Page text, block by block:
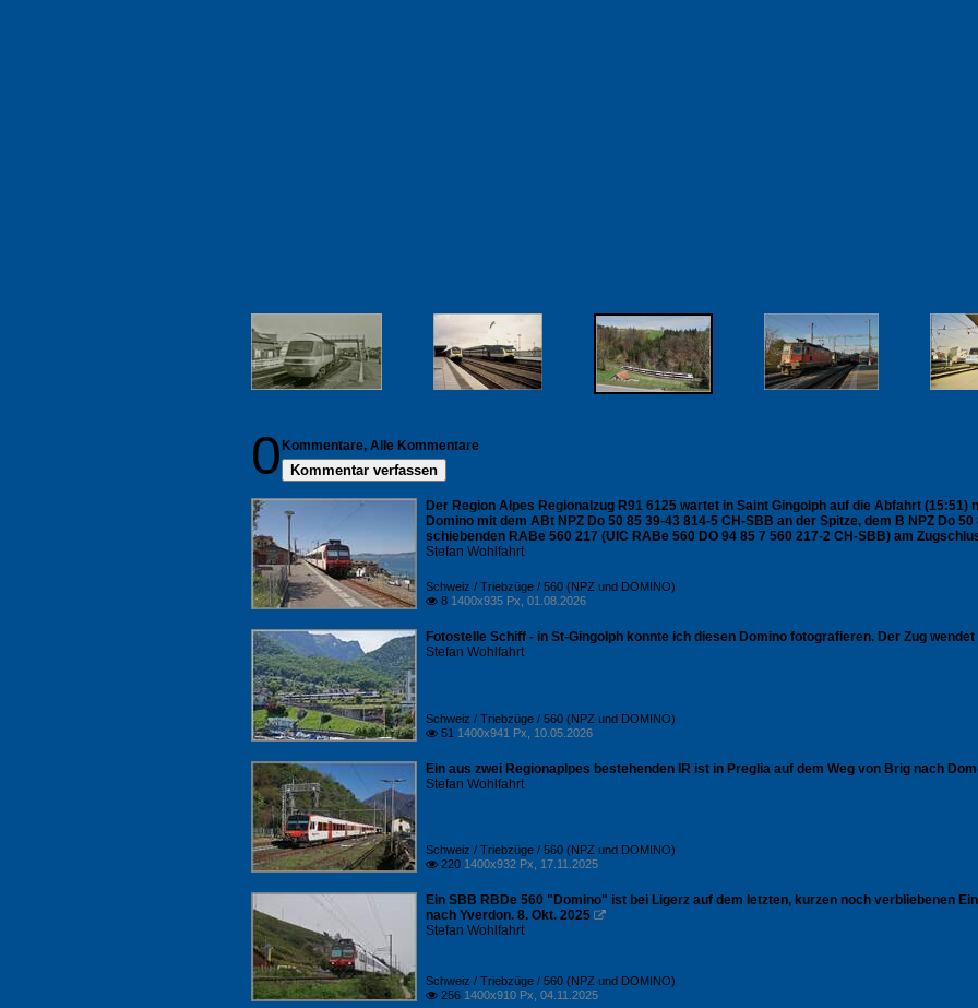
0 Kommentare, Alle Kommentare
Kommentar verfassen
Der Region Alpes Regionalzug R91 6125 wartet in Saint Gingolph auf die Abfahrt
Domino mit dem ABt NPZ Do 50 85 39-43 814-5 CH-SBB an der Spitze, dem B NPZ Do
schiebenden RABe 560 217 (UIC RABe 560 DO 94 85 7 560 217-2 CH-SBB) am
Stefan Wohlfahrt
Schweiz / Triebzüge / 560 (NPZ und DOMINO)
 8 1400x935 Px, 01.08.2026
Fotostelle Schiff - in St-Gingolph konnte ich diesen Domino fotografieren. Der Zug wendet
Stefan Wohlfahrt
Schweiz / Triebzüge / 560 (NPZ und DOMINO)
 51 1400x941 Px, 10.05.2026
Ein aus zwei Regionaplpes bestehenden IR ist in Preglia auf dem Weg von Brig nach
Stefan Wohlfahrt
Schweiz / Triebzüge / 560 (NPZ und DOMINO)
 220 1400x932 Px, 17.11.2025
Ein SBB RBDe 560 "Domino" ist bei Ligerz auf dem letzten, kurzen noch verbliebenen
nach Yverdon. 8. Okt. 2025 
Stefan Wohlfahrt
Schweiz / Triebzüge / 560 (NPZ und DOMINO)
 256 1400x910 Px, 04.11.2025